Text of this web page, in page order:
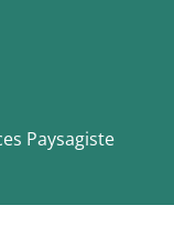
Paysagiste